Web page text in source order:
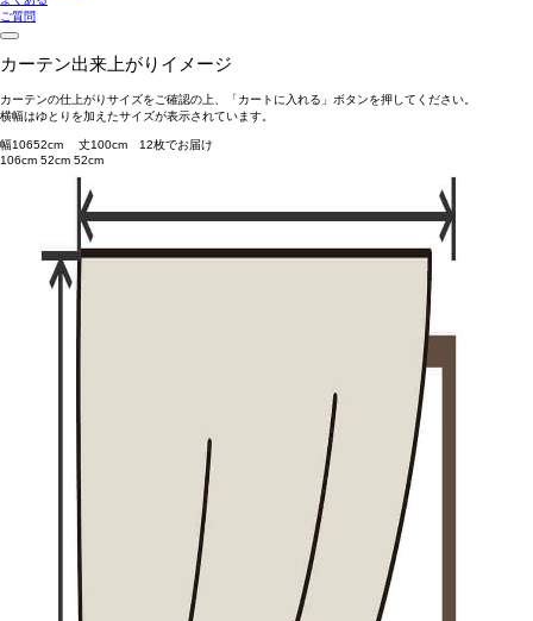
ご質問
カーテン出来上がりイメージ
カーテンの仕上がりサイズをご確認の上、「カートに入れる」ボタンを押してください。
横幅はゆとりを加えたサイズが表示されています。
幅10652cm 丈100cm 12枚でお届け
106cm 52cm 52cm